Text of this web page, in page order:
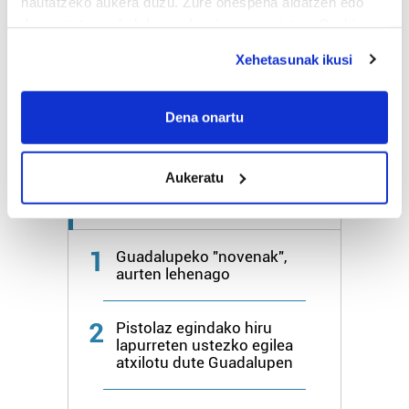
If you allow, we would also like to:
Collect information about your geographical
meters
Identify your device by actively scanning it for
specific characteristics (fingerprinting)
Find out more about how your personal data is processed
and set your preferences in the
details section
teknologia erabiliz, cookieak adibidez, iragarki eta eduki
pertsonalizatuak eskaintzeko, iragarkiak eta edukia
Xehetasunak ikusi
Dena onartu
Aukeratu
Bihar 24º 17º
Azken 7 egunetako irakurrienak
1
Guadalupeko "novenak",
aurten lehenago
2
Pistolaz egindako hiru
lapurreten ustezko egilea
atxilotu dute Guadalupen